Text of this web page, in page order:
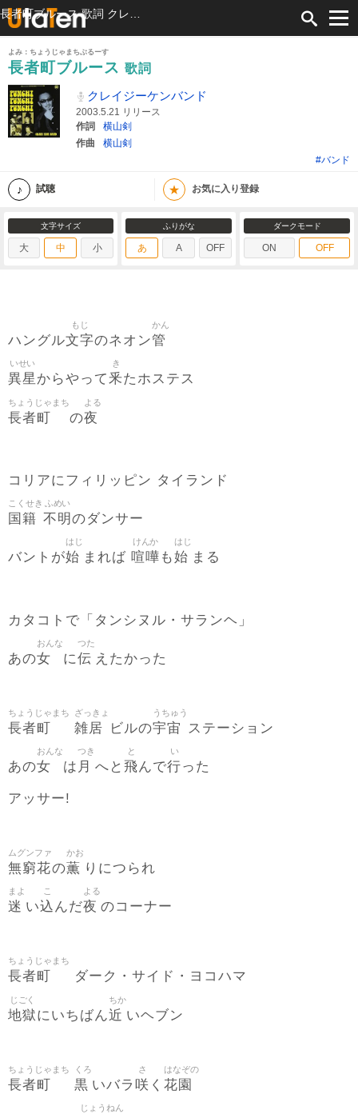
よみ：ちょうじゃまちぶるーす
長者町ブルース 歌詞
クレイジーケンバンド
2003.5.21 リリース
作詞
横山剣
作曲
横山剣
#バンド
試聴 ★ お気に入り登録
文字サイズ
大 中 小
ふりがな
あ A OFF
ダークモード
ON OFF
ハングル文字
もじ
のネオン管
かん
異星
いせい
からやって釆
き
たホステス
長者町
ちょうじゃまち
の夜
よる
コリアにフィリッピン タイランド
国籍
こくせき
不明
ふめい
のダンサー
バントが始
はじ
まれば 喧嘩
けんか
も始
はじ
まる
カタコトで「タンシヌル・サランヘ」
あの女
おんな
に伝
つた
えたかった
長者町
ちょうじゃまち
雑居
ざっきょ
ビルの宇宙
うちゅう
ステーション
あの女
おんな
は 月
つき
へと 飛
と
んで行
い
った
アッサー!
無窮花
ムグンファ
の薫
かお
りにつられ
迷
まよ
い込
こ
んだ夜
よる
のコーナー
長者町
ちょうじゃまち
ダーク・サイド・ヨコハマ
地獄
じごく
にいちばん近
ちか
いヘブン
長者町
ちょうじゃまち
黒
くろ
いバラ 咲
さ
く 花園
はなぞの
じょうねん